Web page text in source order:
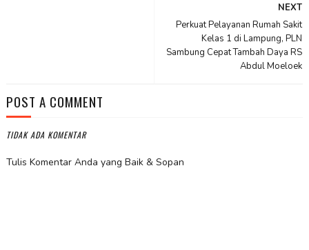
NEXT
Perkuat Pelayanan Rumah Sakit
Kelas 1 di Lampung, PLN
Sambung Cepat Tambah Daya RS
Abdul Moeloek
POST A COMMENT
TIDAK ADA KOMENTAR
Tulis Komentar Anda yang Baik & Sopan